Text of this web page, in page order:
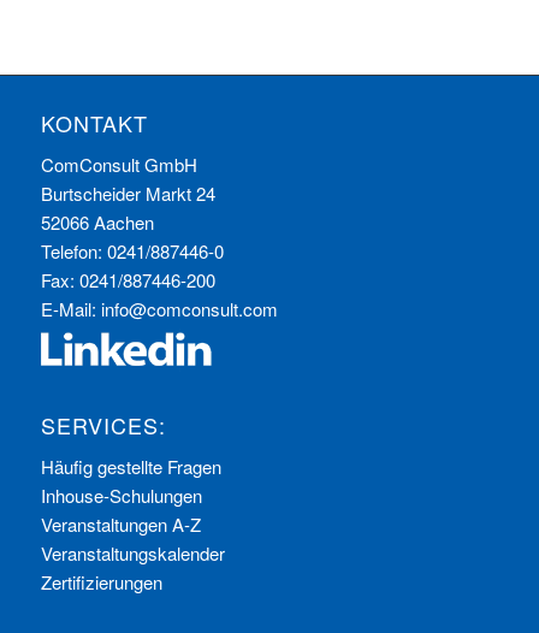
KONTAKT
ComConsult GmbH
Burtscheider Markt 24
52066 Aachen
Telefon: 0241/887446-0
Fax: 0241/887446-200
E-Mail: info@comconsult.com
SERVICES:
Häufig gestellte Fragen
Inhouse-Schulungen
Veranstaltungen A-Z
Veranstaltungskalender
Zertifizierungen